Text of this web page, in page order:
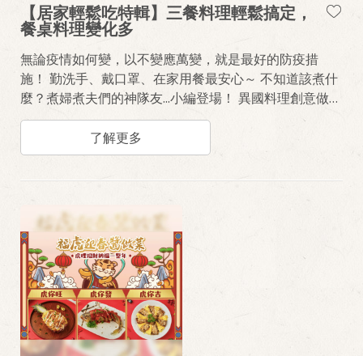
【居家輕鬆吃特輯】三餐料理輕鬆搞定，
餐桌料理變化多
無論疫情如何變，以不變應萬變，就是最好的防疫措
施！ 勤洗手、戴口罩、在家用餐最安心～ 不知道該煮什
麼？煮婦煮夫們的神隊友...小編登場！ 異國料理創意做，
三兩下風味料理輕鬆上桌
了解更多